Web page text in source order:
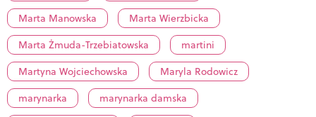
Marta Manowska
Marta Wierzbicka
Marta Żmuda-Trzebiatowska
martini
Martyna Wojciechowska
Maryla Rodowicz
marynarka
marynarka damska